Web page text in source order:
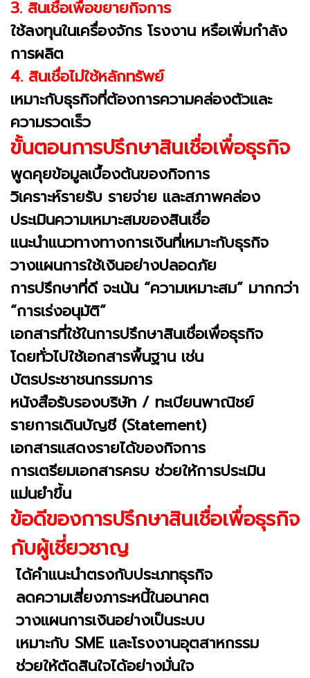
3. สินเชื่อเพื่อขยายกิจการ
ใช้ลงทุนในเครื่องจักร โรงงาน หรือเพิ่มกำลัง
การผลิต
4. สินเชื่อไม่ใช้หลักทรัพย์
เหมาะกับธุรกิจที่ต้องการความคล่องตัวและ
ความรวดเร็ว
ขั้นตอนการปรึกษาสินเชื่อเพื่อธุรกิจ
พูดคุยข้อมูลเบื้องต้นของกิจการ
วิเคราะห์รายรับ รายจ่าย และสภาพคล่อง
ประเมินความเหมาะสมของสินเชื่อ
แนะนำแนวทางทางการเงินที่เหมาะกับธุรกิจ
วางแผนการใช้เงินอย่างปลอดภัย
การปรึกษาที่ดี จะเน้น “ความเหมาะสม” มากกว่า
“การเร่งอนุมัติ”
เอกสารที่ใช้ในการปรึกษาสินเชื่อเพื่อธุรกิจ
โดยทั่วไปใช้เอกสารพื้นฐาน เช่น
บัตรประชาชนกรรมการ
หนังสือรับรองบริษัท / ทะเบียนพาณิชย์
รายการเดินบัญชี (Statement)
เอกสารแสดงรายได้ของกิจการ
การเตรียมเอกสารครบ ช่วยให้การประเมิน
แม่นยำขึ้น
ข้อดีของการปรึกษาสินเชื่อเพื่อธุรกิจ
กับผู้เชี่ยวชาญ
ได้คำแนะนำตรงกับประเภทธุรกิจ
ลดความเสี่ยงภาระหนี้ในอนาคต
วางแผนการเงินอย่างเป็นระบบ
เหมาะกับ SME และโรงงานอุตสาหกรรม
ช่วยให้ตัดสินใจได้อย่างมั่นใจ